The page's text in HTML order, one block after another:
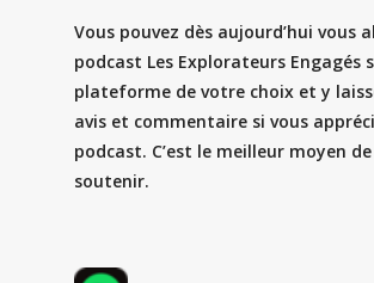
Vous pouvez dès aujourd’hui vous
podcast Les Explorateurs Engagés
plateforme de votre choix et y
avis et commentaire si vous
podcast. C’est le meilleur moyen
soutenir.